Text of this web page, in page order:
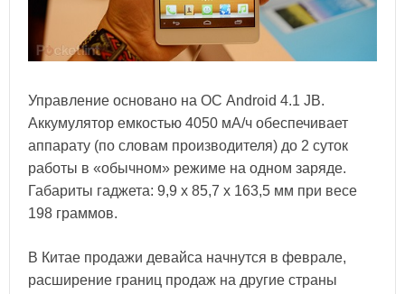
Управление основано на ОС Android 4.1 JB.
Аккумулятор емкостью 4050 мА/ч обеспечивает
аппарату (по словам производителя) до 2 суток
работы в «обычном» режиме на одном заряде.
Габариты гаджета: 9,9 х 85,7 х 163,5 мм при весе
198 граммов.
В Китае продажи девайса начнутся в феврале,
расширение границ продаж на другие страны